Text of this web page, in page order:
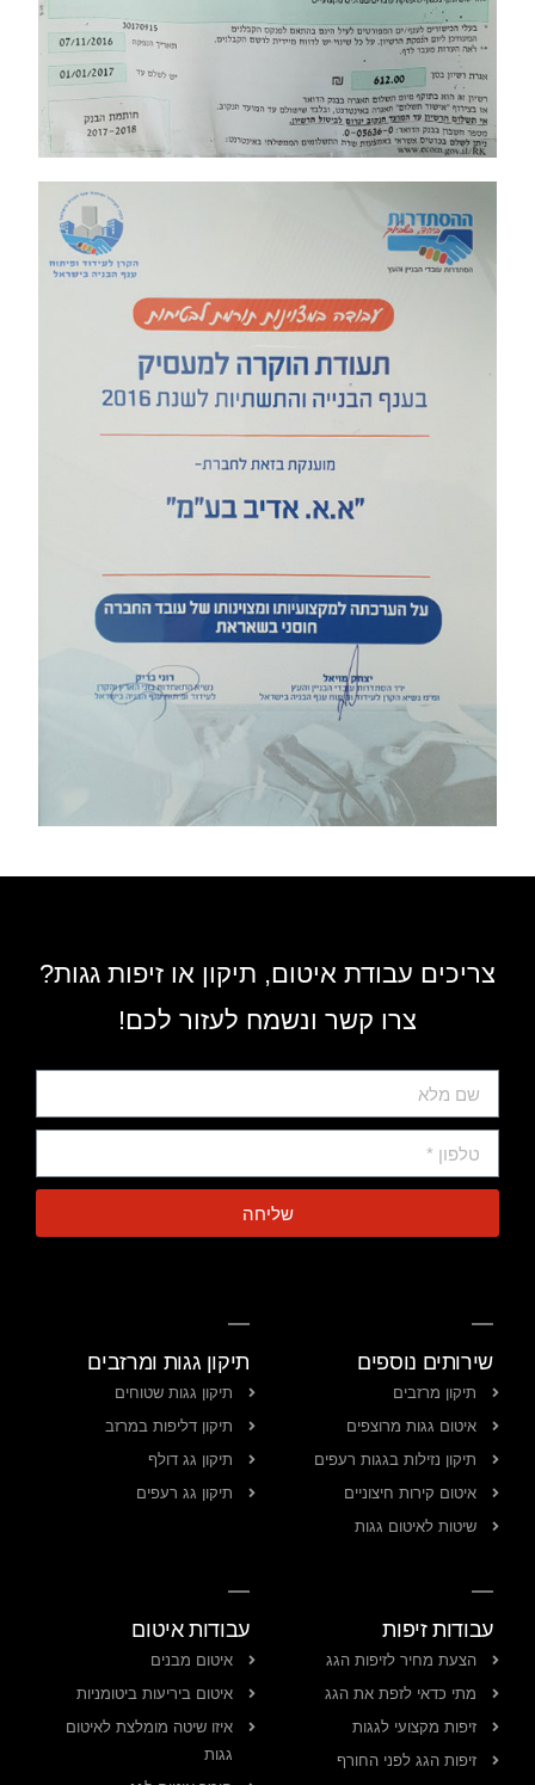
צריכים עבודת איטום, תיקון או זיפות גגות?
צרו קשר ונשמח לעזור לכם!
שליחה
שירותים נוספים
תיקון מרזבים
איטום גגות מרוצפים
תיקון נזילות בגגות רעפים
איטום קירות חיצוניים
שיטות לאיטום גגות
תיקון גגות ומרזבים
תיקון גגות שטוחים
תיקון דליפות במרזב
תיקון גג דולף
תיקון גג רעפים
עבודות זיפות
הצעת מחיר לזיפות הגג
מתי כדאי לזפת את הגג
זיפות מקצועי לגגות
זיפות הגג לפני החורף
עבודות איטום
איטום מבנים
איטום ביריעות ביטומניות
איזו שיטה מומלצת לאיטום
גגות